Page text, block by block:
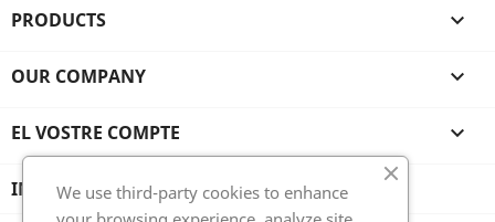
PRODUCTS 
OUR COMPANY 
EL VOSTRE COMPTE 
INFORMACIÓ SOBRE LA BOTIGA
We use third-party cookies to enhance